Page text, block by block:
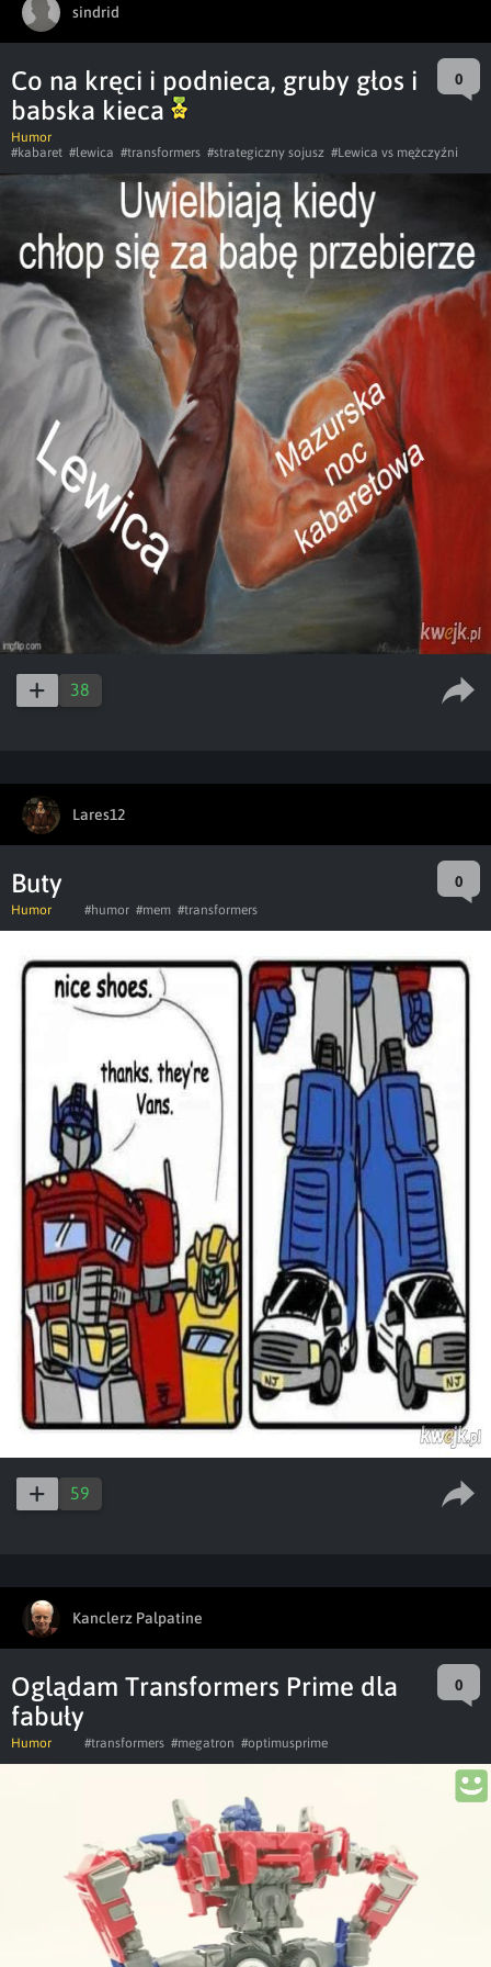
sindrid
Co na kręci i podnieca, gruby głos i
babska kieca
0
Humor
#kabaret #lewica #transformers #strategiczny sojusz #Lewica vs mężczyźni
38
Lares12
Buty 0
Humor #humor #mem #transformers
59
Kanclerz Palpatine
Oglądam Transformers Prime dla
fabuły
0
Humor #transformers #megatron #optimusprime